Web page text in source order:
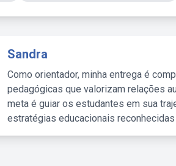
Sandra
Como orientador, minha entrega é
pedagógicas que valorizam relações
meta é guiar os estudantes em sua
estratégias educacionais